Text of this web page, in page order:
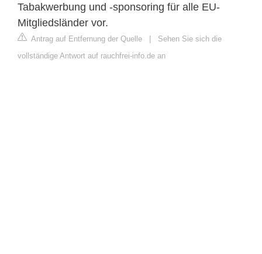
Tabakwerbung und -sponsoring für alle EU-
Mitgliedsländer vor.
Antrag auf Entfernung der Quelle | Sehen Sie sich die
vollständige Antwort auf rauchfrei-info.de an